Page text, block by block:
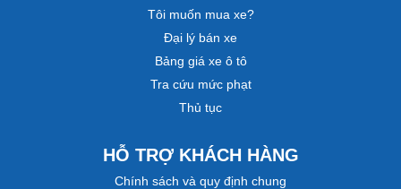
Tôi muốn mua xe?
Đại lý bán xe
Bảng giá xe ô tô
Tra cứu mức phạt
Thủ tục
HỖ TRỢ KHÁCH HÀNG
Chính sách và quy định chung